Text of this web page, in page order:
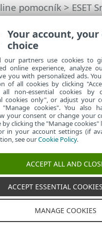
pomocník>ESET
Security>Práca s
Business Security>
> Priebeh kontroly
stránku ako na počítači
znalostí ESET
Portal
podpora
práva
Zásady
Your account, your
choice
our partners use cookies to
online experience, analyze
you with personalized ads.
of all cookies by clicking
all non-essential cookies by
cookies only", or adjust your
"Manage cookies". You also
your consent or change your
by clicking the "Manage cookies"
in your account settings (if
see ourCookie Policy.
ACCEPT ALL AND
ACCEPT ESSENTIAL
MANAGE COOKIES